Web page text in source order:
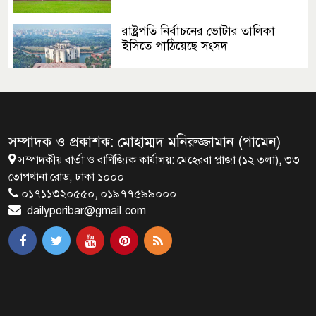
রাষ্ট্রপতি নির্বাচনের ভোটার তালিকা
ইসিতে পাঠিয়েছে সংসদ
ব্রাক্ষণবাড়িয়ায় বইপড়া কর্মসূচীর
মালয়েশিয়ায় মারামারি করে তিন
বাংলাদেশি নিহত
সম্পাদক ও প্রকাশক: মোহাম্মদ মনিরুজ্জামান (পামেন)
সম্পাদকীয় বার্তা ও বাণিজ্যিক কার্যালয়: মেহেরবা প্লাজা (১২ তলা), ৩৩
তোপখানা রোড, ঢাকা ১০০০
০১৭১১৩২০৫৫০, ০১৯৭৭৫৯৯০০০
dailyporibar@gmail.com